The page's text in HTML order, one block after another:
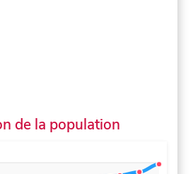
de la population